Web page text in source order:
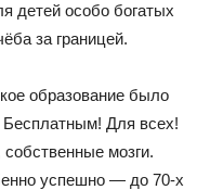
детей особо богатых
за границей.
образование было
Для всех!
мозги.
успешно — до 70-х